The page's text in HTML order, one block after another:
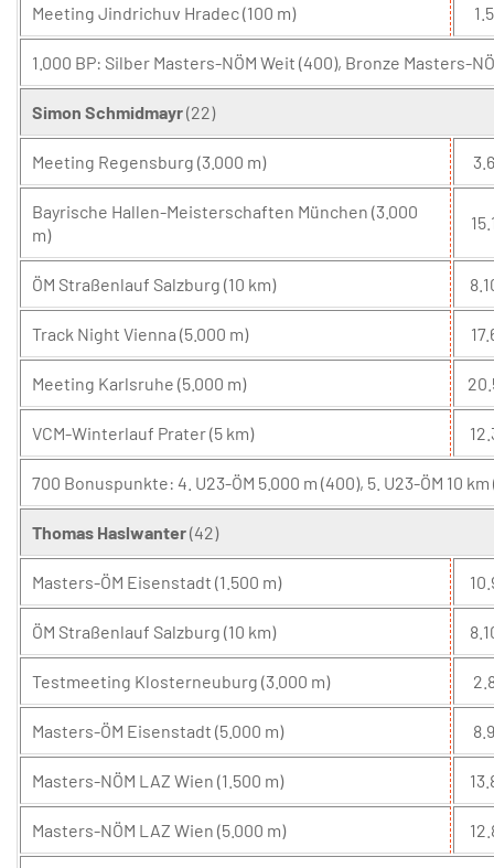
Meeting Jindrichuv Hradec (100 m)
1.000 BP: Silber Masters-NÖM Weit (400), Bronze Masters-
Simon Schmidmayr(22)
Meeting Regensburg (3.000 m)
Bayrische Hallen-Meisterschaften München (3.000
m)
ÖM Straßenlauf Salzburg (10 km)
Track Night Vienna (5.000 m)
Meeting Karlsruhe (5.000 m)
VCM-Winterlauf Prater (5 km)
700 Bonuspunkte: 4. U23-ÖM 5.000 m (400), 5. U23-ÖM 10 km
Thomas Haslwanter(42)
Masters-ÖM Eisenstadt (1.500 m)
ÖM Straßenlauf Salzburg (10 km)
Testmeeting Klosterneuburg (3.000 m)
Masters-ÖM Eisenstadt (5.000 m)
Masters-NÖM LAZ Wien (1.500 m)
Masters-NÖM LAZ Wien (5.000 m)